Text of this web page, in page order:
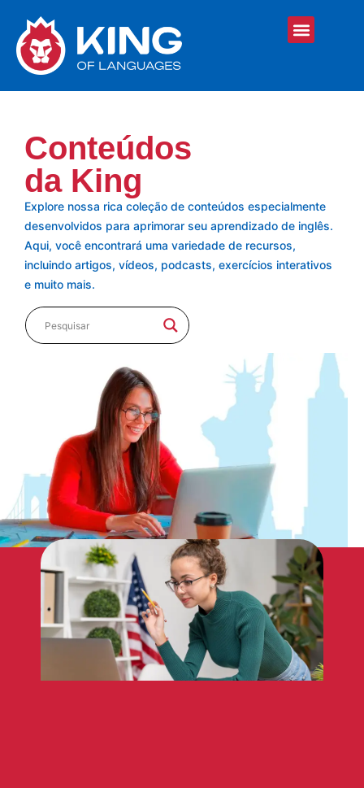
Conteúdos
da King
Explore nossa rica coleção de conteúdos especialmente
desenvolvidos para aprimorar seu aprendizado de inglês.
Aqui, você encontrará uma variedade de recursos,
incluindo artigos, vídeos, podcasts, exercícios interativos
e muito mais.